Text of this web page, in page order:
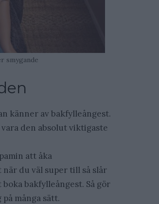
smygande
känner av bakfylleångest.
den absolut viktigaste
att åka
du väl super till så slår
bakfylleångest. Så gör
många sätt.